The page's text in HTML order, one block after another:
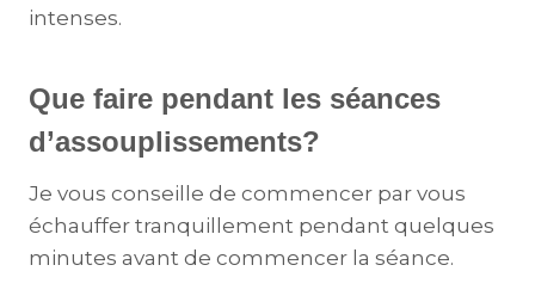
intenses.
Que faire pendant les séances
d’assouplissements?
Je vous conseille de commencer par vous
échauffer tranquillement pendant quelques
minutes avant de commencer la séance.